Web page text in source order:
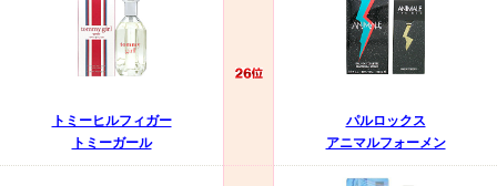
トミーヒルフィガー
トミーガール
パルロックス
アニマルフォーメン